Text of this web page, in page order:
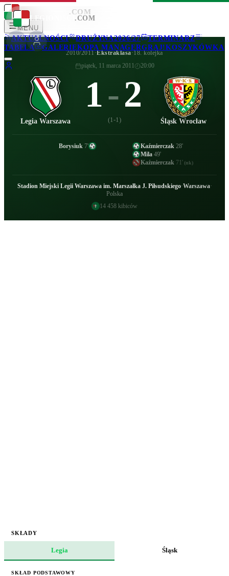
LEGIONISCI .COM
MENU
AKTUALNOŚCI
DRUŻYNA2026/27
TERMINARZ
TABELA
GALERIEKOPA MANAGERGRAJ!KOSZYKÓWKA
LEGIONISCI .COM
2010/2011·Ekstraklasa·18. kolejka
piątek, 11 marca 2011
20:00
Legia Warszawa
1-2
(1-1) Śląsk Wrocław
Borysiuk 7' Kaźmierczak 28'
Mila 49'
Kaźmierczak 71' (nk)
Stadion Miejski Legii Warszawa im. Marszałka J. Piłsudskiego·Warszawa·
Polska
14 458 kibiców
SKŁADY
Legia Śląsk
SKŁAD PODSTAWOWY